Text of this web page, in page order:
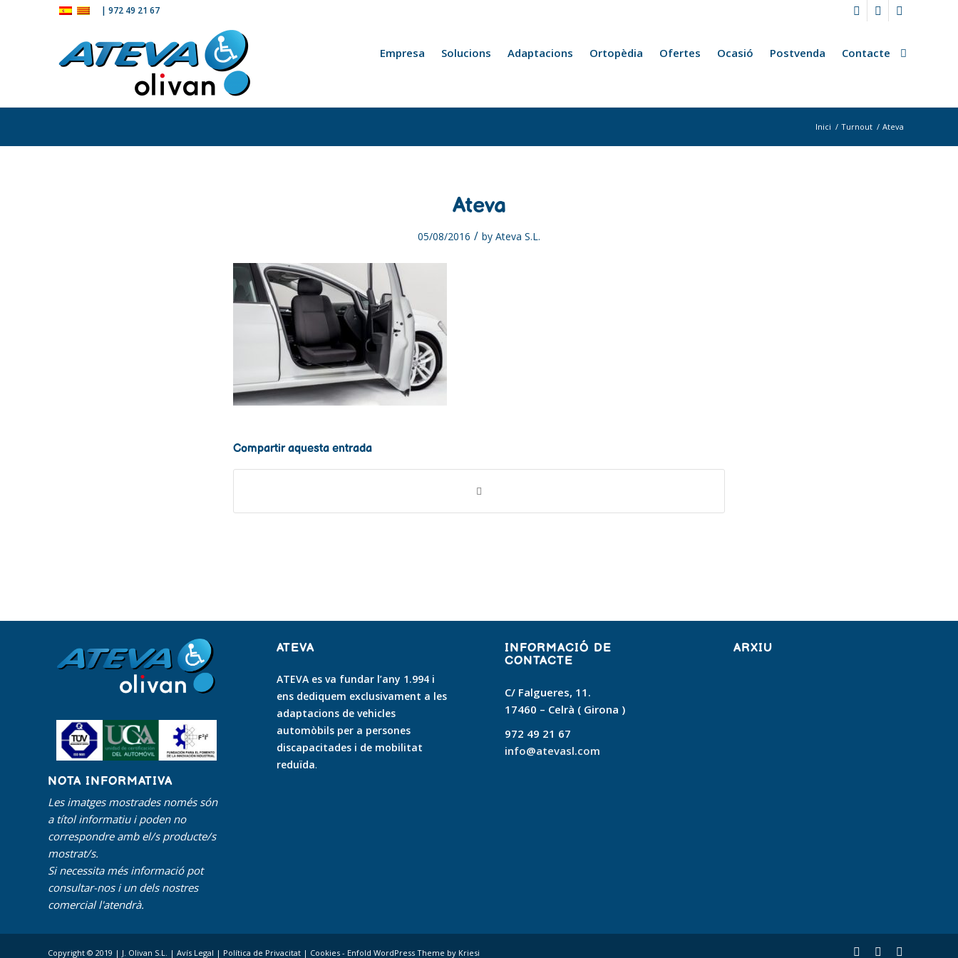
| 972 49 21 67
Empresa Solucions Adaptacions Ortopèdia Ofertes Ocasió Postvenda Contacte
Inici / Turnout / Ateva
Ateva
05/08/2016 / by Ateva S.L.
Compartir aquesta entrada
NOTA INFORMATIVA
Les imatges mostrades només són
a títol informatiu i poden no
correspondre amb el/s producte/s
mostrat/s.
Si necessita més informació pot
consultar-nos i un dels nostres
comercial l'atendrà.
ATEVA
ATEVA es va fundar l’any 1.994 i
ens dediquem exclusivament a les
adaptacions de vehicles
automòbils per a persones
discapacitades i de mobilitat
reduïda.
INFORMACIÓ DE
CONTACTE
C/ Falgueres, 11.
17460 – Celrà ( Girona )
972 49 21 67
info@atevasl.com
ARXIU
Copyright © 2019 | J. Olivan S.L. | Avís Legal | Política de Privacitat | Cookies - Enfold WordPress Theme by Kriesi